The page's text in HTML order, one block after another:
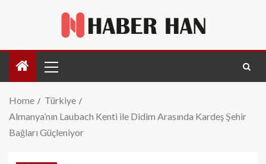
Home
Türkiye
Almanya’nın Laubach Kenti ile Didim Arasında Kardeş Şehir
Bağları Güçleniyor